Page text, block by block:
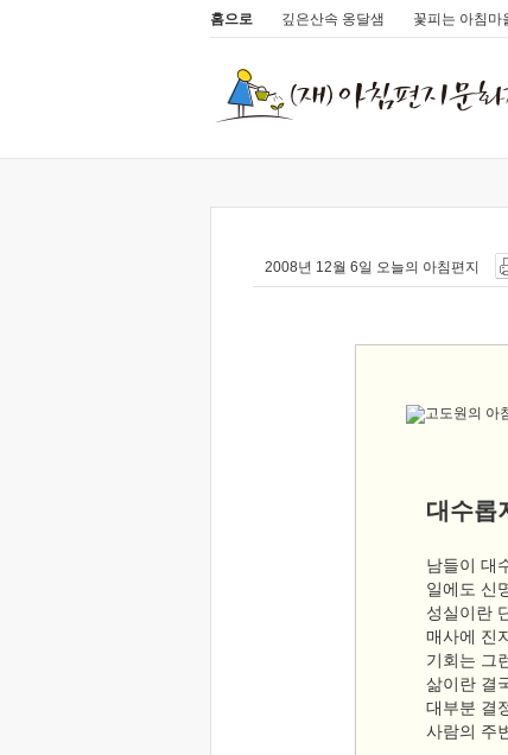
홈으로 깊은산속 옹달샘 꽃피는 아침마
2008년 12월 6일 오늘의 아침편지
대수롭
남들이 대
일에도 신
성실이란
매사에 진
기회는 그
삶이란 결
대부분 결
사람의 주